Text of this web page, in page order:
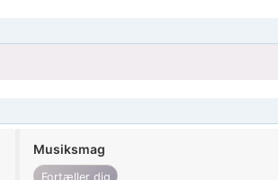
Musiksmag
Fortæller dig